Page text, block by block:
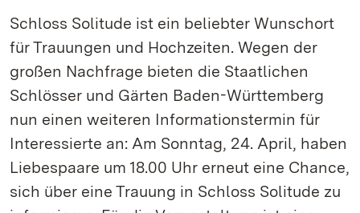
Schloss Solitude ist ein beliebter Wunschort
für Trauungen und Hochzeiten. Wegen der
großen Nachfrage bieten die Staatlichen
Schlösser und Gärten Baden-Württemberg
nun einen weiteren Informationstermin für
Interessierte an: Am Sonntag, 24. April, haben
Liebespaare um 18.00 Uhr erneut eine Chance,
sich über eine Trauung in Schloss Solitude zu